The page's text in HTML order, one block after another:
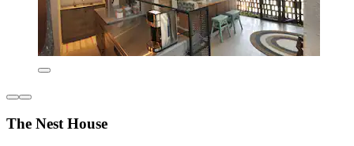
The Nest House